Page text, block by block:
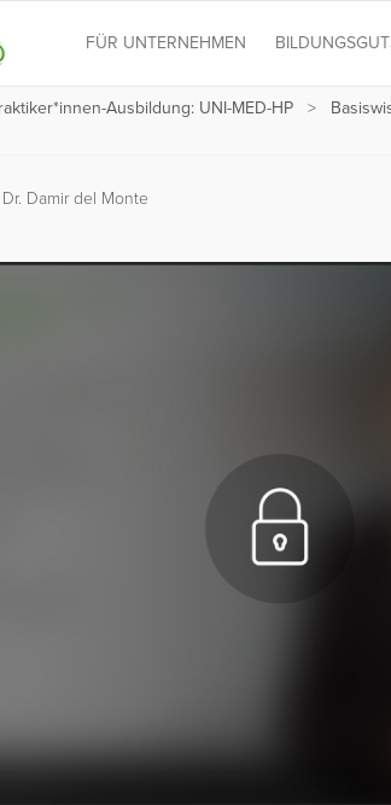
FÜR UNTERNEHMEN
Ausbildung: UNI-MED-HP
Damir del Monte